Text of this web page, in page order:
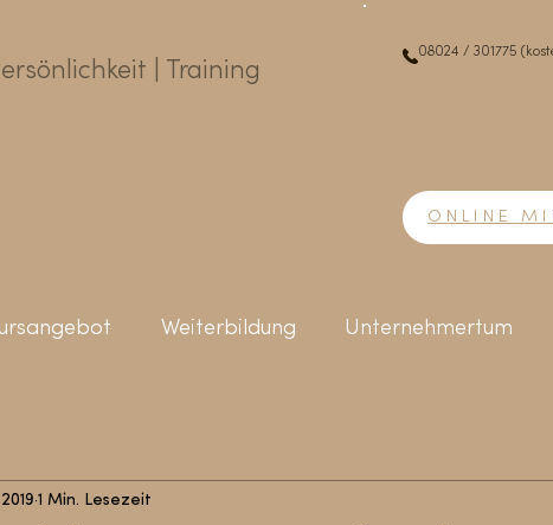
| Training
08024 / 301775
ONLINE
Weiterbildung Unternehmertum
1 Min. Lesezeit